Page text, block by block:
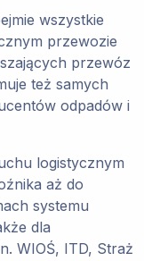
wszystkie
przewozie
przewóz
też samych
odpadów i
logistycznym
aż do
systemu
dla
WIOŚ, ITD, Straż